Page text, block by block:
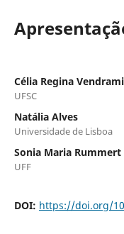
Célia Regina
UFSC
Natália Alves
Universidade de Lisboa
Sonia Maria Rummert
UFF
DOI: https://doi.org/